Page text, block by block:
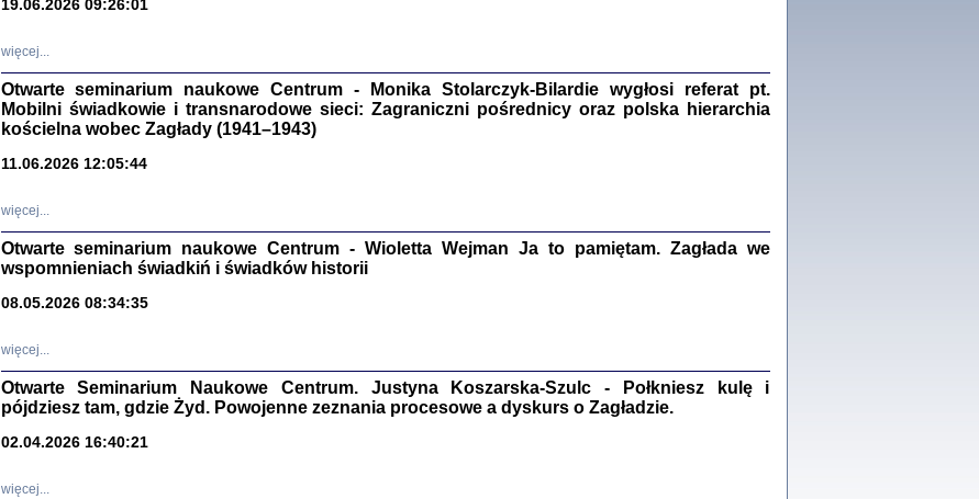
oprac. Aleksandra Bańkowska
Warszawa 2022
oprac. Aleksandra Bańkowska, wstęp Jacek Leociak
Warszawa 2021
19.06.2026 09:26:01
więcej...
Otwarte seminarium naukowe Centrum - Monika Stolarczyk-Bilardie wygłosi referat pt.
Mobilni świadkowie i transnarodowe sieci: Zagraniczni pośrednicy oraz polska hierarchia
kościelna wobec Zagłady (1941–1943)
11.06.2026 12:05:44
więcej...
Otwarte seminarium naukowe Centrum - Wioletta Wejman Ja to pamiętam. Zagłada we
wspomnieniach świadkiń i świadków historii
08.05.2026 08:34:35
więcej...
Otwarte Seminarium Naukowe Centrum. Justyna Koszarska-Szulc - Połkniesz kulę i
pójdziesz tam, gdzie Żyd. Powojenne zeznania procesowe a dyskurs o Zagładzie.
02.04.2026 16:40:21
więcej...